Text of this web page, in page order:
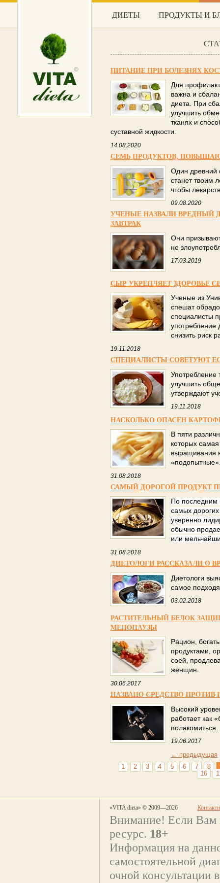
ДИЕТЫ ПРОДУКТЫ И
ПИТАНИЕ ПРИ БОЛЕЗНЯХ
Для
важна и
диета. При
улучшить
тканях и
суставной жидкости.
14.08.2020
СЕМЬ ПРОДУКТОВ,
Один древний
станет твоим
чтобы
09.08.2020
УЧЕНЫЕ НАЗВАЛИ ВРЕДНЫЙ
ЗАВТРАК
Они
не
17.03.2019
СЫР УКРЕПЛЯЕТ ЗДОРОВЬЕ
Ученые из
спешат
специалисты
употребление
снизить риск
19.11.2018
СПЕЦИАЛИСТЫ СОВЕТУЮТ
Употребление
улучшить
утверждают
19.11.2018
НАСКОЛЬКО ОПАСЕН
В пяти
которых
выращивания
31.08.2018
САМЫЙ ДОРОГОЙ ПРОДУКТ
По последним
самых
уверенно
обычно
или
31.08.2018
ДИЕТОЛОГИ РАССКАЗАЛИ О
Диетологи
самое
03.02.2018
РАСТИТЕЛЬНЫЙ БЕЛОК
МЕНОПАУЗЫ
Рацион,
продуктами,
соей,
женщин.
30.06.2017
НАЗВАНО СРЕДСТВО ПРОТИВ
Высокий
работает как
полакомиться.
19.06.2017
← предыдущая
1
2 3 4 5 6 7 8
16
«VITA dieta» © 2009—2026
Внимание! Если Вам
ресурс. 18+
Информация на
самостоятельной
очной консультации